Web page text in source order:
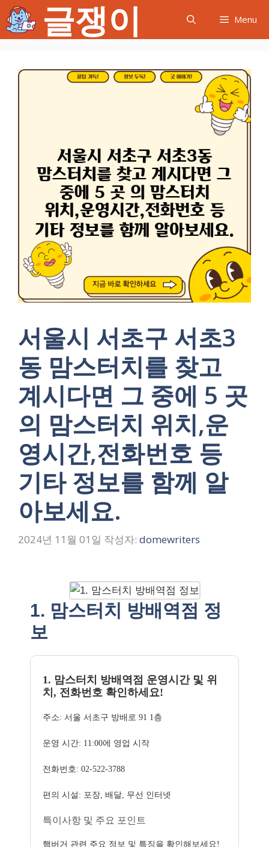
텐
츠
글쟁이 Menu
서울시 서초구 서초3
동 맘스터치를 찾고
계시다면 그 중에 5 곳
의 맘스터치 위치,운
영시간,전화번호 등
기타 정보를 함께 알
아보세요.
2024년 11월 01일 작성자: domewriters
1. 맘스터치 방배역점 정
보
1. 맘스터치 방배역점 운영시간 및 위
치, 전화번호 확인하세요!
주소: 서울 서초구 방배로 91 1층
운영 시간: 11:00에 영업 시작
전화번호: 02-522-3788
편의 시설: 포장, 배달, 무선 인터넷
특이사항 및 주요 포인트
햄버거 관련 주요 정보 및 특징을 확인해보세요!